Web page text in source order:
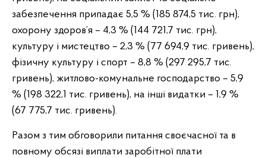
забезпечення припадає 5,5 % (185 874,5 тис. грн),
охорону здоров’я – 4,3 % (144 721,7 тис. грн),
культуру і мистецтво – 2,3 % (77 694,9 тис. гривень),
фізичну культуру і спорт – 8,8 % (297 295,7 тис.
гривень), житлово-комунальне господарство – 5,9
% (198 322,1 тис. гривень), на інші видатки – 1,9 %
(67 775,7 тис. гривень).
Разом з тим обговорили питання своєчасної та в
повному обсязі виплати заробітної плати